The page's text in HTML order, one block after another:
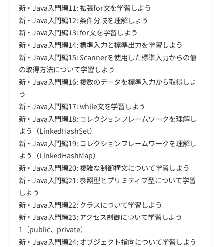
新・Java入門編11: 拡張for文を学習しよう
新・Java入門編12: 条件分岐を理解しよう
新・Java入門編13: for文を学習しよう
新・Java入門編14: 標準入力と標準出力を学習しよう
新・Java入門編15: Scannerを使用した標準入力からの値
の取得方法について学習しよう
新・Java入門編16: 複数のデータを標準入力から取得しよ
う
新・Java入門編17: while文を学習しよう
新・Java入門編18: コレクションフレームワークを理解し
よう（LinkedHashSet）
新・Java入門編19: コレクションフレームワークを理解し
よう（LinkedHashMap）
新・Java入門編20: 複雑な制御構文について学習しよう
新・Java入門編21: 参照型とプリミティブ型について学習
しよう
新・Java入門編22: クラスについて学習しよう
新・Java入門編23: アクセス制御について学習しよう
1（public、private）
新・Java入門編24: オブジェクト指向について学習しよう